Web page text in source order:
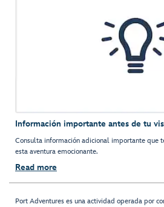
Información importante antes de tu
Consulta información adicional importante que
esta aventura emocionante.
Read more
Port Adventures es una actividad operada por